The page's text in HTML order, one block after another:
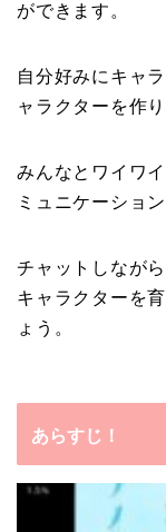
ができます。
自分好みにキャ
ャラクターを作
みんなとワイワ
ミュニケーショ
チャットしなが
キャラクターを
ょう。
あらすじ！